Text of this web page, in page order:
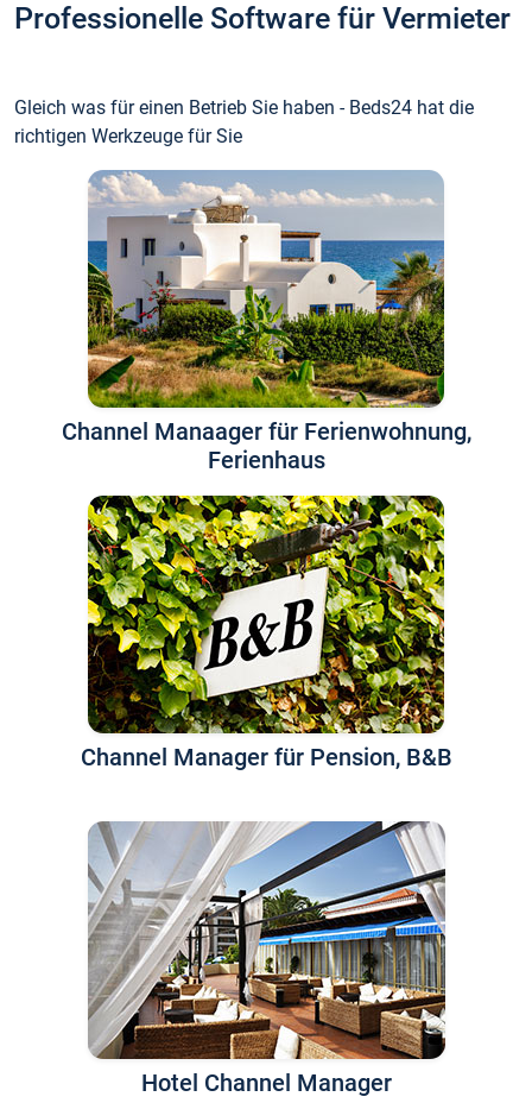
Professionelle Software für Vermieter
Gleich was für einen Betrieb Sie haben - Beds24 hat die
richtigen Werkzeuge für Sie
Channel Manaager für Ferienwohnung,
Ferienhaus
Channel Manager für Pension, B&B
Hotel Channel Manager